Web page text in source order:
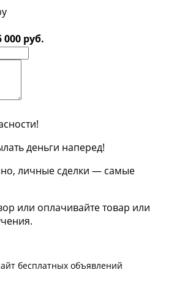
000 руб.
деньги наперед!
личные сделки — самые
или оплачивайте товар или
бесплатных объявлений